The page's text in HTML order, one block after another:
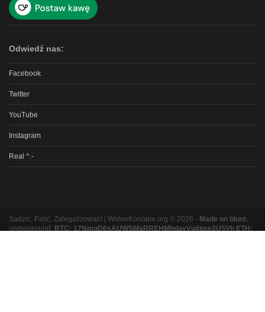
Odwiedź nas:
Facebook
Twitter
YouTube
Instagram
Real ^.-
Sadzić, Palić, Zalegalizować! | WolneKonopie.org © 2026 - Made on blunt. -
underground: BTC: 17NmuD6sAUWSMaRREHMhdavVu4pse2U5Vh ETH: